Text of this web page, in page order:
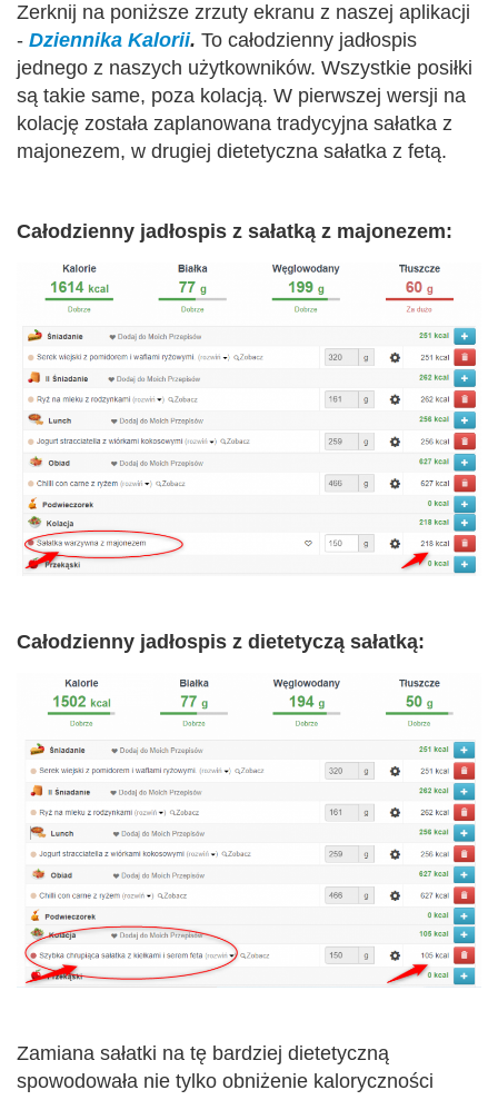
Zerknij na poniższe zrzuty ekranu z naszej aplikacji
- Dziennika Kalorii. To całodzienny jadłospis
jednego z naszych użytkowników. Wszystkie posiłki
są takie same, poza kolacją. W pierwszej wersji na
kolację została zaplanowana tradycyjna sałatka z
majonezem, w drugiej dietetyczna sałatka z fetą.
Całodzienny jadłospis z sałatką z majonezem:
Całodzienny jadłospis z dietetyczą sałatką:
Zamiana sałatki na tę bardziej dietetyczną
spowodowała nie tylko obniżenie kaloryczności